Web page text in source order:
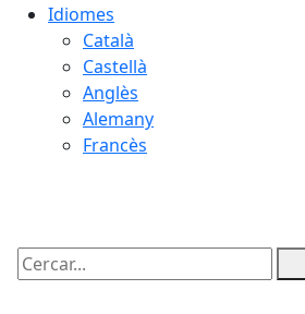
Idiomes
Català
Castellà
Anglès
Alemany
Francès
Cercar: